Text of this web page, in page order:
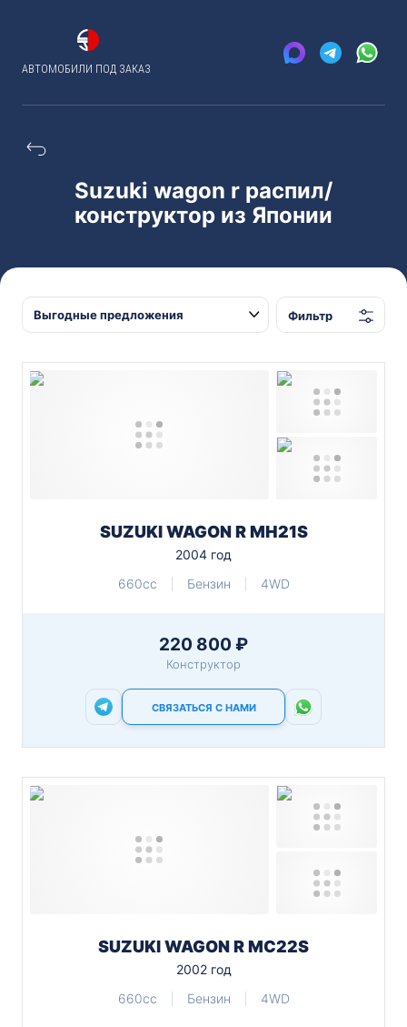
АВТОМОБИЛИ ПОД ЗАКАЗ
Suzuki wagon r распил/
конструктор из Японии
Фильтр
SUZUKI WAGON R MH21S
2004 год
660cc
Бензин 4WD
220 800 ₽
Конструктор
СВЯЗАТЬСЯ С НАМИ
SUZUKI WAGON R MC22S
2002 год
660cc
Бензин 4WD